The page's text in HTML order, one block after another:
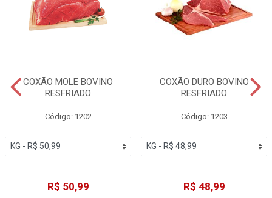
COXÃO MOLE BOVINO
RESFRIADO
Código: 1202
R$ 50,99
COXÃO DURO BOVINO
RESFRIADO
Código: 1203
R$ 48,99